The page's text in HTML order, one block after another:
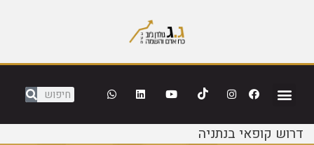
דרוש קופאי בנתניה